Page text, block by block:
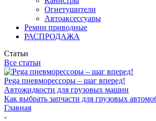
Огнетушители
Автоаксессуары
Ремни приводные
РАСПРОДАЖА
Статьи
Все статьи
Pega пневморессоры – шаг вперед!
Автожидкости для грузовых машин
Как выбрать запчасти для грузовых
Главная
-